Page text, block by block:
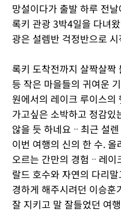
망설이다가 출발 하루 전
록키 관광 3박4일을 다녀
광은 설렘반 걱정반으로 시
록키 도착전까지 살짝살짝
등 작은 마을들의 귀여운
원에서의 레이크 루이스의
가고싶은 소박하고 정감있
않을 듯 하네요ᆢ최근 설
이번 여행의 신의 한 수.
오르는 간만의 경험ᆢ레이
랄드 호수와 자연의 다리
경하게 해주시려던 이승
잘 지키고 말 잘들었던 여